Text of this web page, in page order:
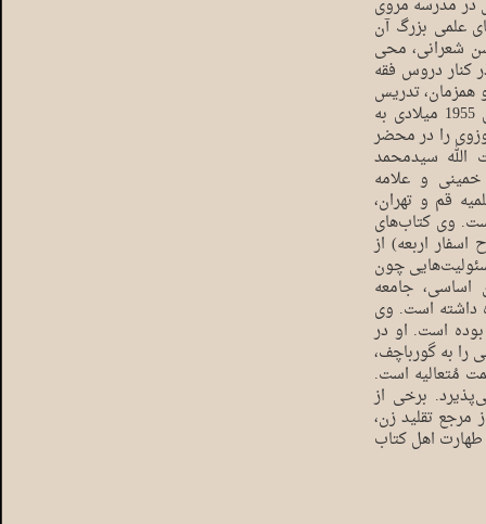
علمی بزرگ آن
شعرانی، محی
کنار دروس فقه
همزمان، تدریس
علوم اسلامی را نیز آغاز کرد. در سال 1334 شمسی مطابق 1955 میلادی به
را در محضر
الله سیدمحمد
و علامه
قم و تهران،
وی کتاب‌های
اربعه) از
چون
جامعه
داشته است. وی
است. او در
را به گورباچف،
مُتعالیه است.
برخی از
مرجع تقلید زن،